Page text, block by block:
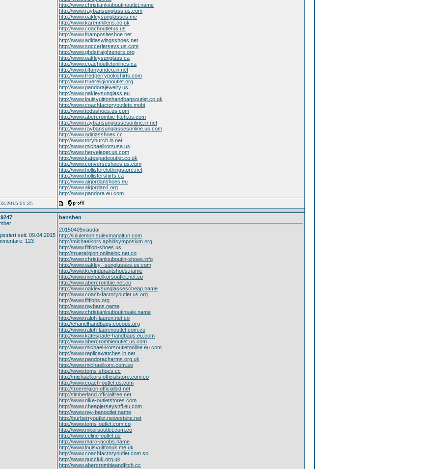
http://www.christianlouboutinoutlet.name
http://www.raybansunglass.us.com
http://www.oakleysunglasses.me
http://www.karenmillens.co.uk
http://www.coachoutletus.us
http://www.foampositeshoe.net
http://www.adidaswingsshoes.net
http://www.soccerjerseys.us.com
http://www.ghdstraighteners.org
http://www.oakleysunglass.ca
http://www.coachoutletonlines.ca
http://www.tiffanyandco.in.net
http://www.fredperrypoloshirts.com
http://www.truereligionoutlet.org
http://www.pandorajewelry.us
http://www.oakleysunglass.eu
http://www.louisvuittonhandbagsoutlet.co.uk
http://www.coachfactoryoutlets.mobi
http://www.todsshoes.us.com
http://www.abercrombie-fitch.us.com
http://www.raybansunglassesonline.in.net
http://www.raybansunglassesonline.us.com
http://www.adidasshoes.cc
http://www.toryburch.in.net
http://www.michaelkorsusa.us
http://www.herveleger.us.com
http://www.katespadeoutlet.co.uk
http://www.converseshoes.us.com
http://www.hollisterclothingstore.net
http://www.hollistershirts.ca
http://www.airjordanshoes.eu
http://www.airjordan4.org
http://www.pandora.eu.com
01:35
seit: 09.04.2015
123
benshen
20150409xiaodai
http://lululemon.suleymanaltun.com
http://michaelkors.aphidsymposium.org
http://www.fitflop-shoes.us
http://truereligion.onlineinc.net.co
http://www.christianlouboutin-shoes.info
http://www.oakley--sunglasses.us.com
http://www.kevindurantshoes.name
http://www.michaelkorsoutlet.net.so
http://www.abercrombie.net.co
http://www.oakleysunglassescheap.name
http://www.coach-factoryoutlet.us.org
http://www.fitflops.org
http://www.raybans.name
http://www.christianlouboutinsale.name
http://www.ralph-lauren.net.co
http://chanelhandbags.cocous.org
http://www.ralph-laurenoutlet.com.co
http://www.katespade-handbags.eu.com
http://www.abercrombieoutlet.us.com
http://www.michael-korsoutletonline.eu.com
http://www.replicawatches.in.net
http://www.pandoracharms.org.uk
http://www.michaelkors.com.so
http://www.toms-shoes.cc
http://michaelkors.officialstore.com.co
http://www.coach-outlet.us.com
http://truereligion.officialbid.net
http://timberland.officialfree.net
http://www.nike-outletstores.com
http://www.cheapjerseysnfl.eu.com
http://www.ray-banoutlet.name
http://burberryoutlet.newestsite.net
http://www.toms-outlet.com.co
http://www.mkorsoutlet.com.co
http://www.celine-outlet.us
http://www.marc-jacobs.name
http://www.louisvuittonuk.me.uk
http://www.coachfactoryoutlet.com.so
http://www.gucciuk.org.uk
http://www.abercrombieandfitch.cc